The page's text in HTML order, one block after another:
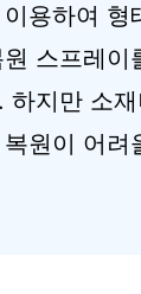
용하여 형
스프레이
하지만 소
원이 어려